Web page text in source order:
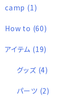
camp (1)
How to (60)
アイテム (19)
グッズ (4)
パーツ (2)